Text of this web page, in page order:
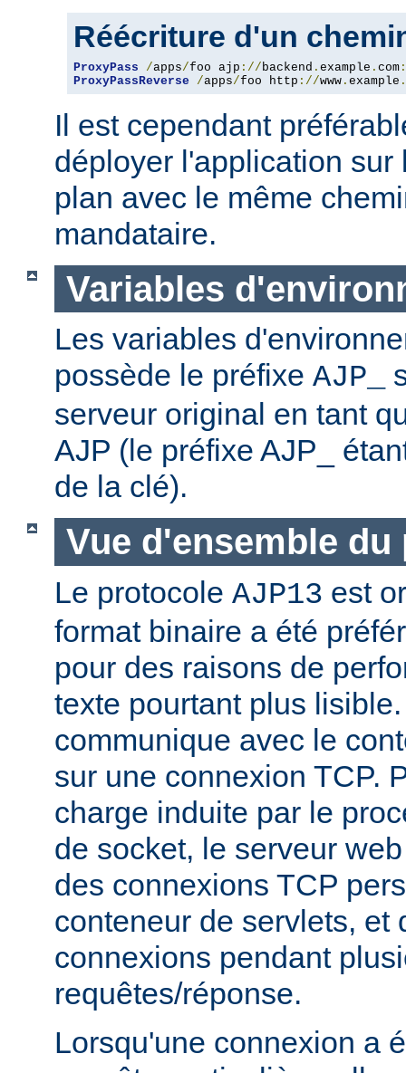
Réécriture d'un
ProxyPass /apps/foo ajp :// backend . example . com :
ProxyPassReverse
/apps/foo http ://www . example .
Il est cependant
déployer l'application sur
plan avec le même
mandataire.
Variables
Les variables
possède le préfixe AJP_
serveur original en tant
AJP (le préfixe AJP_
de la clé).
Vue d'ensemble
Le protocole AJP13 est
format binaire a été
pour des raisons de
texte pourtant plus
communique avec le
sur une connexion TCP.
charge induite par le
de socket, le serveur
des connexions TCP
conteneur de servlets, et
connexions pendant
requêtes/réponse.
Lorsqu'une connexion a